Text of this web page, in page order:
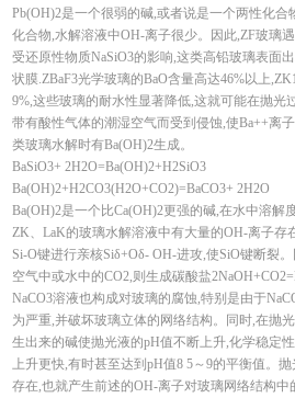
Pb(OH)2是一个很弱的碱,或者说是一个两性化合
化合物,水解溶液中OH-离子很少。因此,ZF玻璃
受还原性物质NaSiO3的影响,这类高铅玻璃表面
状膜.ZBaF3光学玻璃的BaO含量高达46%以上
9%,这些玻璃的耐水性显著降低,这就可能在抛光
带有酸性气体的潮湿空气而受到侵蚀,使Ba++离
类玻璃水解时有Ba(OH)2生成。
BaSiO3+ 2H2O=Ba(OH)2+H2SiO3
Ba(OH)2+H2CO3(H2O+CO2)=BaCO3+ 2H2O
Ba(OH)2是一个比Ca(OH)2更强的碱,在水中溶解
ZK、LaK的玻璃水解溶液中有大量的OH-离子存
Si-O键进行亲核Siδ+Oδ- OH-进攻,使SiO键断裂
空气中或水中的CO2,则生成碳酸盐
NaCO3溶液也构成对玻璃的腐蚀,特别是由于
为严重,并破坏玻璃立体的网络结构。同时,在抛
生出来的碱使抛光液的pH值不断上升,化学稳定
上升更快,有时甚至达到pH值8 5～9的平衡值。
存在,也就产生前述的OH-离子对玻璃网络结构中